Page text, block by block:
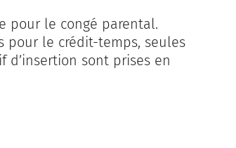
pour le congé parental.
pour le crédit-temps, seules
d’insertion sont prises en